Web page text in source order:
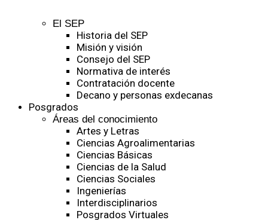
El SEP
Historia del SEP
Misión y visión
Consejo del SEP
Normativa de interés
Contratación docente
Decano y personas exdecanas
Posgrados
Áreas del conocimiento
Artes y Letras
Ciencias Agroalimentarias
Ciencias Básicas
Ciencias de la Salud
Ciencias Sociales
Ingenierías
Interdisciplinarios
Posgrados Virtuales